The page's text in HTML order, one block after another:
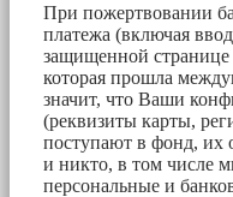
При пожертвовании
платежа (включая
защищенной
которая прошла
значит, что Ваши
(реквизиты карты,
поступают в фонд, их
и никто, в том числе
персональные и